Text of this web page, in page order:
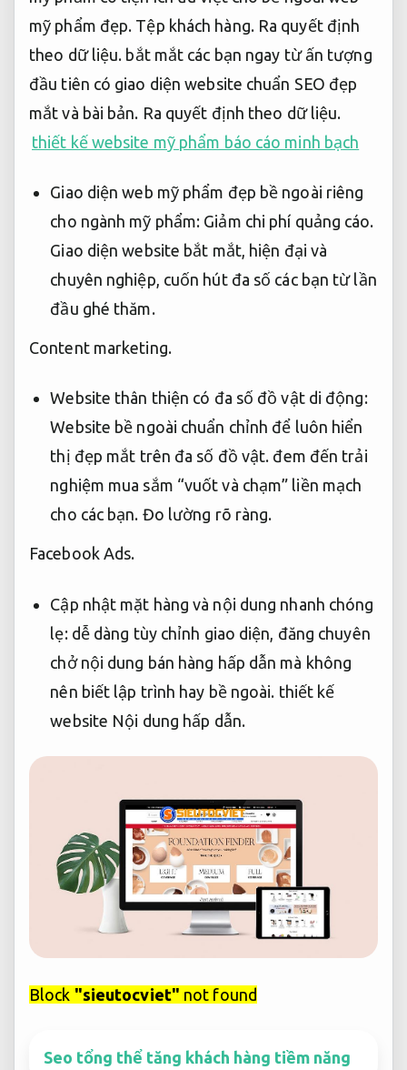
mỹ phẩm đẹp. Tệp khách hàng. Ra quyết định
theo dữ liệu. bắt mắt các bạn ngay từ ấn tượng
đầu tiên có giao diện website chuẩn SEO đẹp
mắt và bài bản. Ra quyết định theo dữ liệu.
thiết kế website mỹ phẩm báo cáo minh bạch
Giao diện web mỹ phẩm đẹp bề ngoài riêng
cho ngành mỹ phẩm: Giảm chi phí quảng cáo.
Giao diện website bắt mắt, hiện đại và
chuyên nghiệp, cuốn hút đa số các bạn từ lần
đầu ghé thăm.
Content marketing.
Website thân thiện có đa số đồ vật di động:
Website bề ngoài chuẩn chỉnh để luôn hiển
thị đẹp mắt trên đa số đồ vật. đem đến trải
nghiệm mua sắm “vuốt và chạm” liền mạch
cho các bạn. Đo lường rõ ràng.
Facebook Ads.
Cập nhật mặt hàng và nội dung nhanh chóng
lẹ: dễ dàng tùy chỉnh giao diện, đăng chuyên
chở nội dung bán hàng hấp dẫn mà không
nên biết lập trình hay bề ngoài. thiết kế
website Nội dung hấp dẫn.
Block "sieutocviet" not found
Seo tổng thể tăng khách hàng tiềm năng